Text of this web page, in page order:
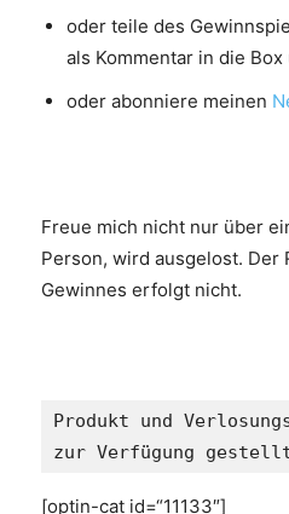
oder teile des
als Kommentar in die
oder abonniere meinen
Freue mich nicht nur über
Person, wird ausgelost. Der
Gewinnes erfolgt nicht.
Produkt und
zur Verfügung
[optin-cat id=“11133″]